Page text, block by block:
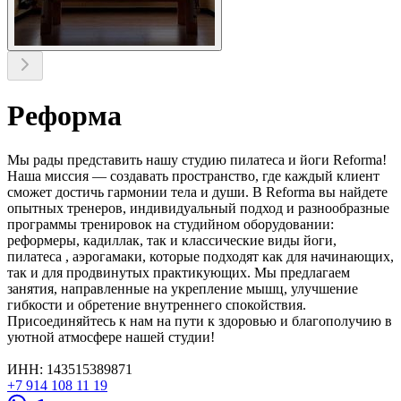
Реформа
Мы рады представить нашу студию пилатеса и йоги Reforma!
Наша миссия — создавать пространство, где каждый клиент
сможет достичь гармонии тела и души. В Reforma вы найдете
опытных тренеров, индивидуальный подход и разнообразные
программы тренировок на студийном оборудовании:
реформеры, кадиллак, так и классические виды йоги,
пилатеса , аэрогамаки, которые подходят как для начинающих,
так и для продвинутых практикующих. Мы предлагаем
занятия, направленные на укрепление мышц, улучшение
гибкости и обретение внутреннего спокойствия.
Присоединяйтесь к нам на пути к здоровью и благополучию в
уютной атмосфере нашей студии!
ИНН: 143515389871
+7 914 108 11 19